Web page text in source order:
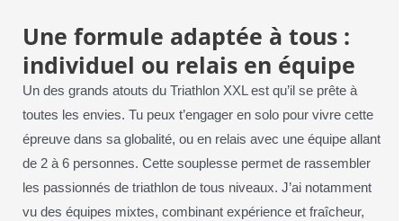
Une formule adaptée à tous :
individuel ou relais en équipe
Un des grands atouts du Triathlon XXL est qu’il se prête à
toutes les envies. Tu peux t’engager en solo pour vivre cette
épreuve dans sa globalité, ou en relais avec une équipe allant
de 2 à 6 personnes. Cette souplesse permet de rassembler
les passionnés de triathlon de tous niveaux. J’ai notamment
vu des équipes mixtes, combinant expérience et fraîcheur,